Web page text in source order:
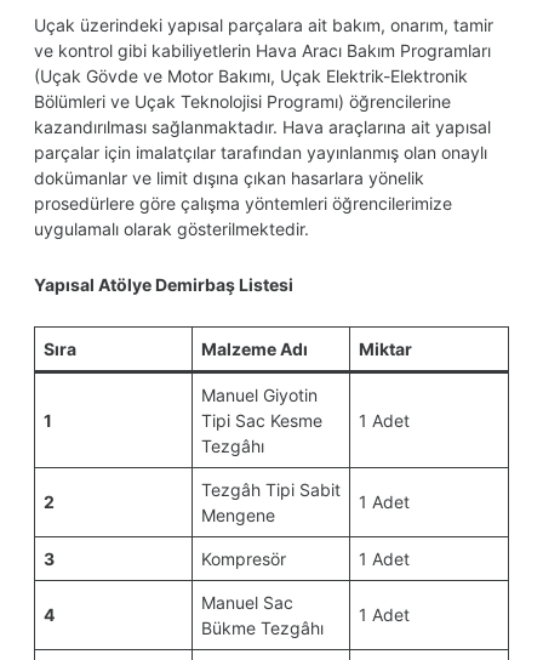
Uçak üzerindeki yapısal parçalara ait bakım, onarım, tamir
ve kontrol gibi kabiliyetlerin Hava Aracı Bakım Programları
(Uçak Gövde ve Motor Bakımı, Uçak Elektrik-Elektronik
Bölümleri ve Uçak Teknolojisi Programı) öğrencilerine
kazandırılması sağlanmaktadır. Hava araçlarına ait yapısal
parçalar için imalatçılar tarafından yayınlanmış olan onaylı
dokümanlar ve limit dışına çıkan hasarlara yönelik
prosedürlere göre çalışma yöntemleri öğrencilerimize
uygulamalı olarak gösterilmektedir.
Yapısal Atölye Demirbaş Listesi
Sıra Malzeme Adı Miktar
1
Manuel Giyotin
Tipi Sac Kesme
Tezgâhı
1 Adet
2
Tezgâh Tipi Sabit
Mengene
1 Adet
3 Kompresör 1 Adet
4
Manuel Sac
Bükme Tezgâhı
1 Adet